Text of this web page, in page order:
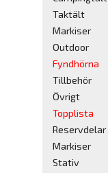
Taktält
Markiser
Outdoor
Fyndhörna
Tillbehör
Övrigt
Topplista
Reservdelar
Markiser
Stativ